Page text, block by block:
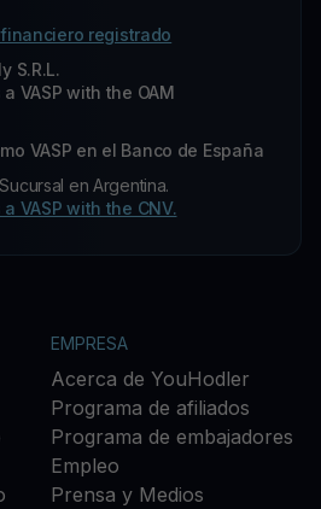
registrado
S.R.L.
VASP with the OAM
VASP en el Banco de España
en Argentina.
VASP with the CNV.
EMPRESA
Acerca de YouHodler
Programa de afiliados
Programa de embajadores
Empleo
Prensa y Medios